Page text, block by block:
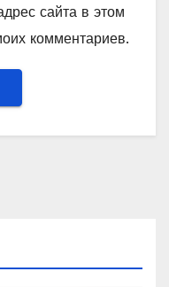
сайта в этом
комментариев.